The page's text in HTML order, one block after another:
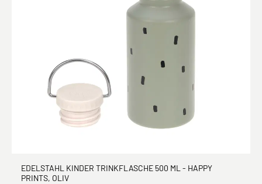
EDELSTAHL KINDER TRINKFLASCHE 500 ML - HAPPY
PRINTS, OLIV